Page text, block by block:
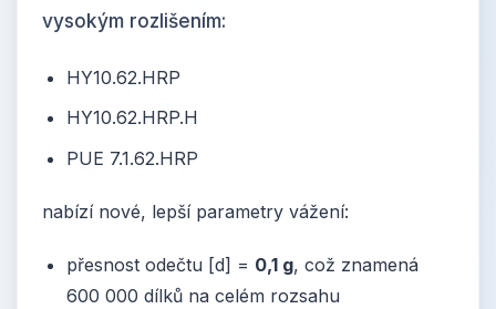
vysokým rozlišením:
HY10.62.HRP
HY10.62.HRP.H
PUE 7.1.62.HRP
nabízí nové, lepší parametry vážení:
přesnost odečtu [d] = 0,1 g, což znamená
600 000 dílků na celém rozsahu